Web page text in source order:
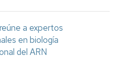
a expertos
en biología
del ARN